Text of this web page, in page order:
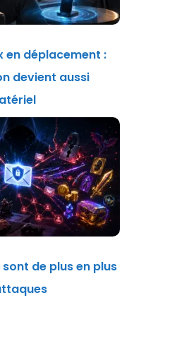
en déplacement :
devient aussi
de plus en plus